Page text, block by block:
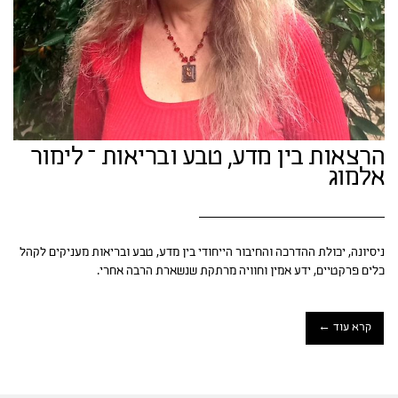
הרצאות בין מדע, טבע ובריאות – לימור
אלמוג
ניסיונה, יכולת ההדרכה והחיבור הייחודי בין מדע, טבע ובריאות מעניקים לקהל
כלים פרקטיים, ידע אמין וחוויה מרתקת שנשארת הרבה אחרי.
קרא עוד ←